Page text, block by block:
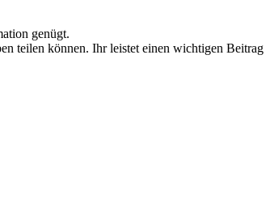
genügt.
teilen können. Ihr leistet einen wichtigen Beitrag